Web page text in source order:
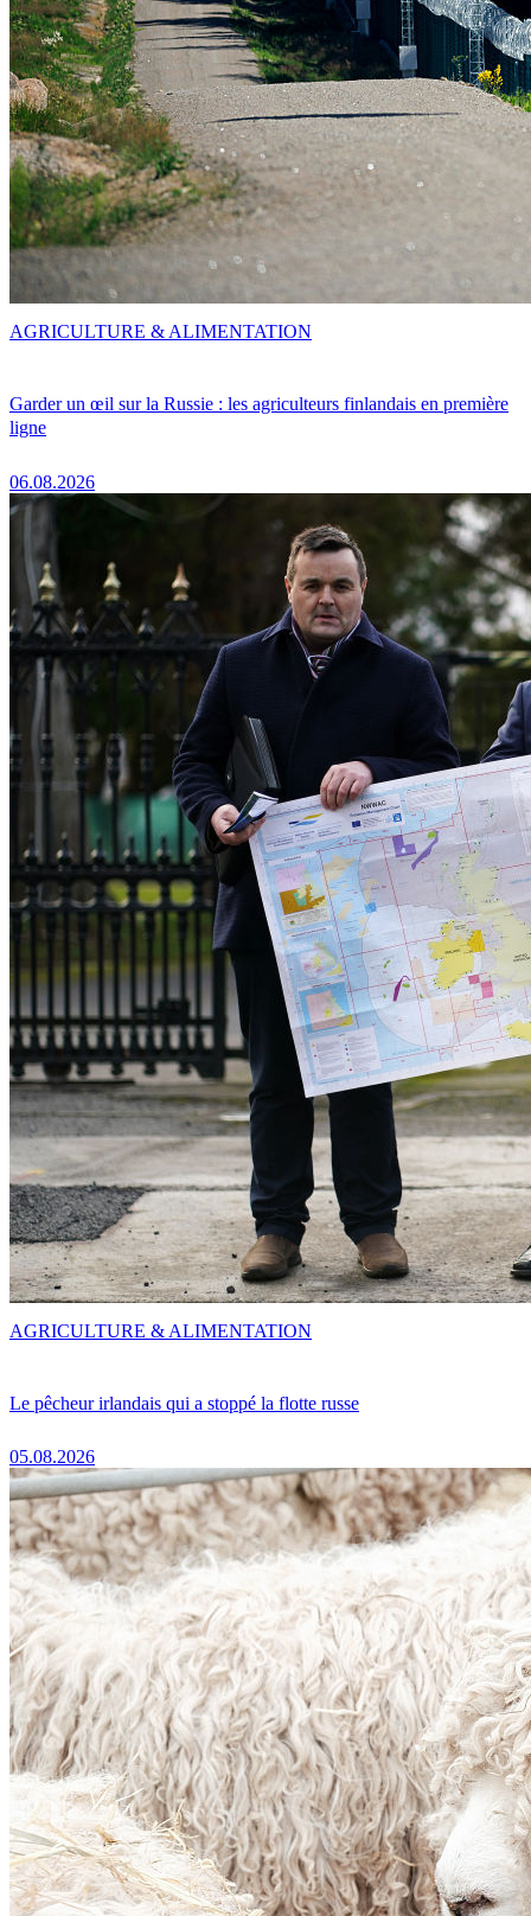
Garder un œil sur la Russie : les agriculteurs finlandais en première
ligne
06.08.2026
AGRICULTURE & ALIMENTATION
Le pêcheur irlandais qui a stoppé la flotte russe
05.08.2026
AGRICULTURE & ALIMENTATION